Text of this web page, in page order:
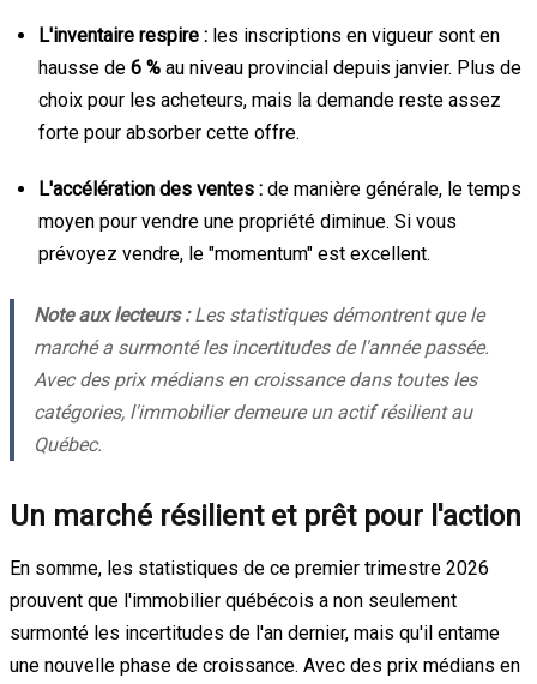
L'inventaire respire : les inscriptions en vigueur sont en
hausse de 6 % au niveau provincial depuis janvier. Plus de
choix pour les acheteurs, mais la demande reste assez
forte pour absorber cette offre.
L'accélération des ventes : de manière générale, le temps
moyen pour vendre une propriété diminue. Si vous
prévoyez vendre, le "momentum" est excellent.
Note aux lecteurs :Les statistiques démontrent que le
marché a surmonté les incertitudes de l'année passée.
Avec des prix médians en croissance dans toutes les
catégories, l'immobilier demeure un actif résilient au
Québec.
Un marché résilient et prêt pour l'action
En somme, les statistiques de ce premier trimestre 2026
prouvent que l'immobilier québécois a non seulement
surmonté les incertitudes de l'an dernier, mais qu'il entame
une nouvelle phase de croissance. Avec des prix médians en